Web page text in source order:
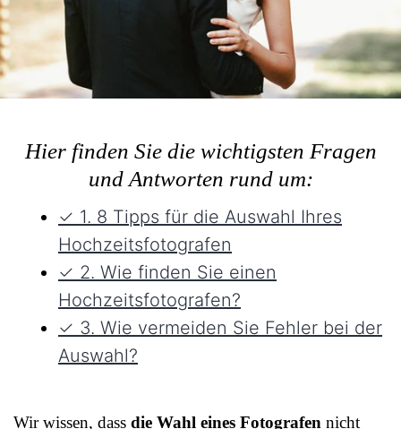
Hier finden Sie die wichtigsten Fragen
und Antworten rund um:
✓ 1. 8 Tipps für die Auswahl Ihres
Hochzeitsfotografen
✓ 2. Wie finden Sie einen
Hochzeitsfotografen?
✓ 3. Wie vermeiden Sie Fehler bei der
Auswahl?
Wir wissen, dass die Wahl eines Fotografen nicht